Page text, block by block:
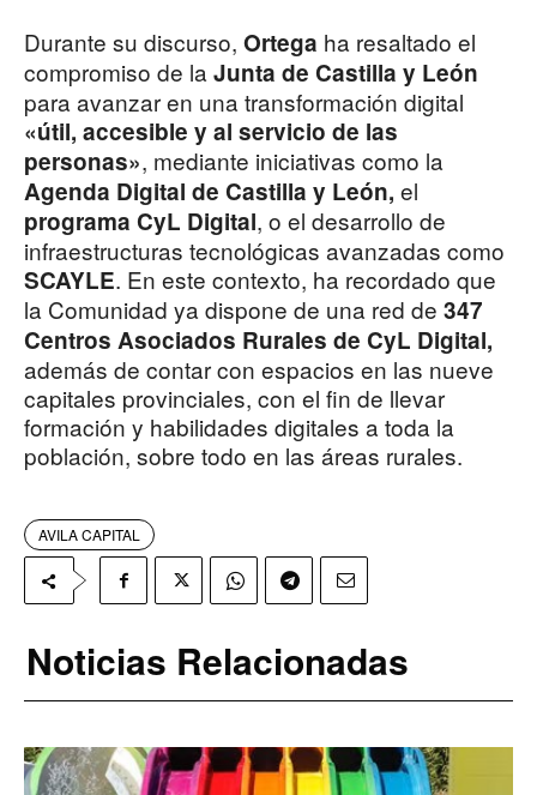
Durante su discurso, Ortega ha resaltado el
compromiso de la Junta de Castilla y León
para avanzar en una transformación digital
«útil, accesible y al servicio de las
personas», mediante iniciativas como la
Agenda Digital de Castilla y León, el
programa CyL Digital, o el desarrollo de
infraestructuras tecnológicas avanzadas como
SCAYLE. En este contexto, ha recordado que
la Comunidad ya dispone de una red de 347
Centros Asociados Rurales de CyL Digital,
además de contar con espacios en las nueve
capitales provinciales, con el fin de llevar
formación y habilidades digitales a toda la
población, sobre todo en las áreas rurales.
AVILA CAPITAL
Noticias Relacionadas